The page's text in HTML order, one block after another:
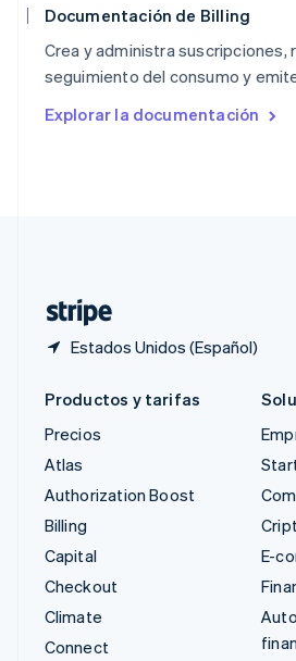
Documentación de Billing
Crea y administra suscripciones,
seguimiento del consumo y
Explorar la documentación
Estados Unidos (Español)
Reino Unido
República Checa
English
English
Productos y tarifas
Precios
Atlas
Authorization Boost
Billing
Capital
Checkout
Climate
Connect
E-